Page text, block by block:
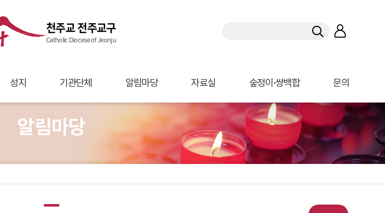
천주교 전주교구
Catholic Diocese of Jeonju
성지 기관단체 알림마당 자료실 숲정이·쌍백합 문의
알림마당